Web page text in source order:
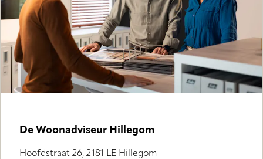
De Woonadviseur Hillegom
Hoofdstraat 26, 2181 LE Hillegom